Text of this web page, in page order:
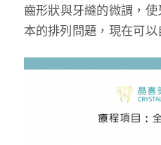
齒形狀與牙縫的微調，
本的排列問題，現在可